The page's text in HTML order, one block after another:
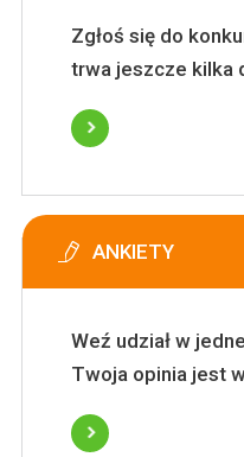
Zgłoś się do
trwa jeszcze kilka
ANKIETY
Weź udział w
Twoja opinia jest